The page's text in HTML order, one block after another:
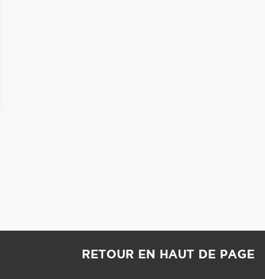
RETOUR EN HAUT DE PAGE